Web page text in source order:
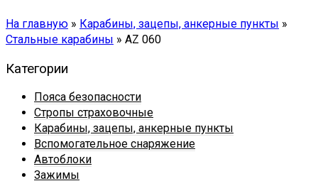
На главную » Карабины, зацепы, анкерные пункты »
Стальные карабины » AZ 060
Категории
Пояса безопасности
Стропы страховочные
Карабины, зацепы, анкерные пункты
Вспомогательное снаряжение
Автоблоки
Зажимы